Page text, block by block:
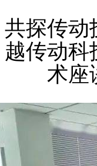
共探传动
越传动科
术座